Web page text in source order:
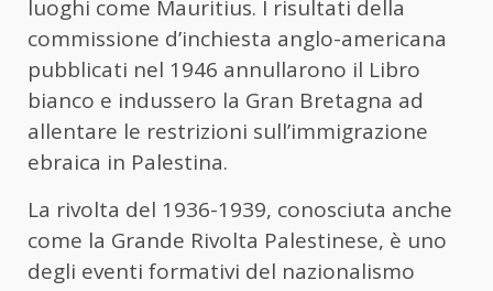
luoghi come Mauritius. I risultati della
commissione d’inchiesta anglo-americana
pubblicati nel 1946 annullarono il Libro
bianco e indussero la Gran Bretagna ad
allentare le restrizioni sull’immigrazione
ebraica in Palestina.
La rivolta del 1936-1939, conosciuta anche
come la Grande Rivolta Palestinese, è uno
degli eventi formativi del nazionalismo